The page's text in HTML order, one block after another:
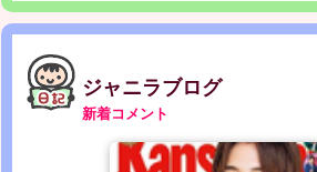
ジャニラブログ
新着コメント